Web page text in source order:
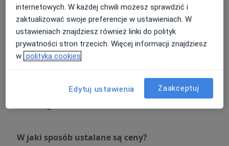
Rewitalizacja dłoni
Od 600 zł Szczegóły Umów wizytę
W jaki sposób ustalane są ceny?
internetowych. W każdej chwili możesz sprawdzić i
zaktualizować swoje preferencje w ustawieniach. W
ustawieniach znajdziesz również linki do polityk
prywatności stron trzecich. Więcej informacji znajdziesz
w polityka cookies
Edytuj ustawienia Zaakceptuj